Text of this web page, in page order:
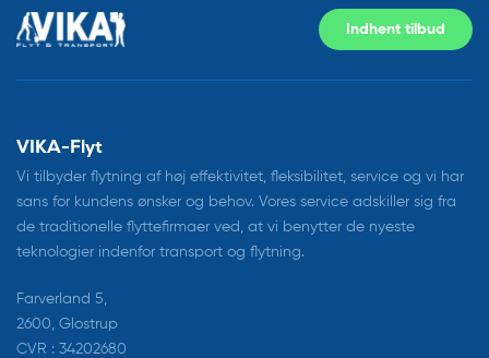
Indhent tilbud
VIKA-Flyt
Vi tilbyder flytning af høj effektivitet, fleksibilitet, service og vi har
sans for kundens ønsker og behov. Vores service adskiller sig fra
de traditionelle flyttefirmaer ved, at vi benytter de nyeste
teknologier indenfor transport og flytning.
Farverland 5,
2600, Glostrup
CVR : 34202680